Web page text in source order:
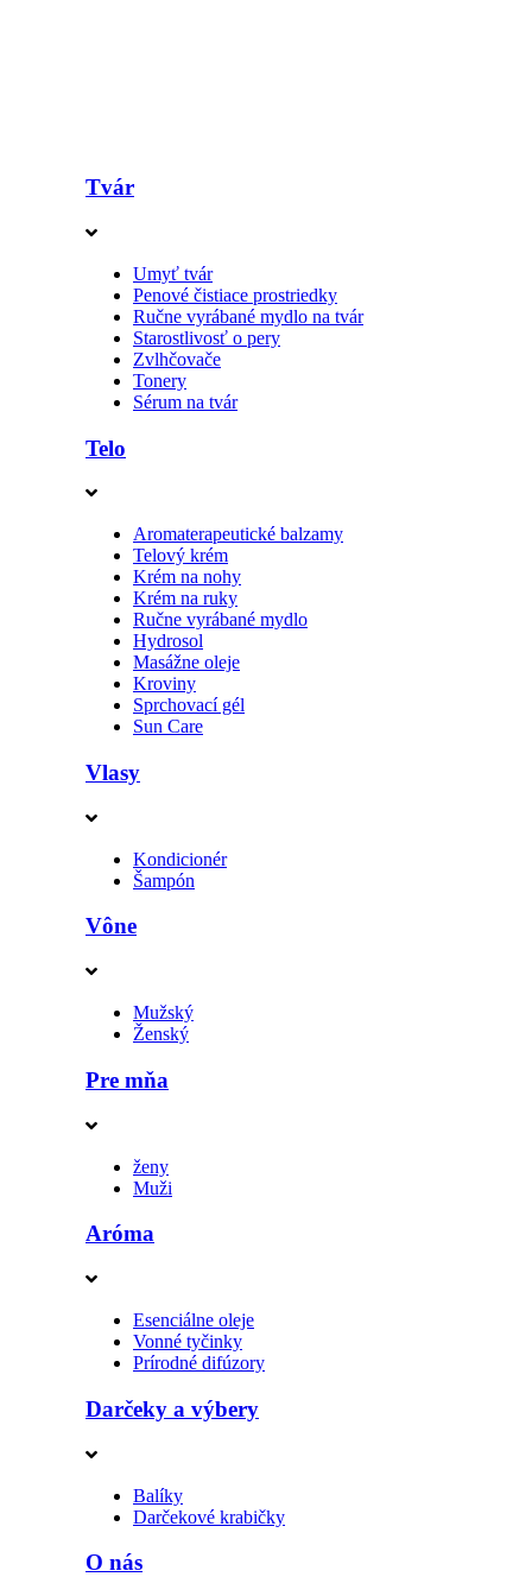
Tvár
Umyť tvár
Penové čistiace prostriedky
Ručne vyrábané mydlo na tvár
Starostlivosť o pery
Zvlhčovače
Tonery
Sérum na tvár
Telo
Aromaterapeutické balzamy
Telový krém
Krém na nohy
Krém na ruky
Ručne vyrábané mydlo
Hydrosol
Masážne oleje
Kroviny
Sprchovací gél
Sun Care
Vlasy
Kondicionér
Šampón
Vône
Mužský
Ženský
Pre mňa
ženy
Muži
Aróma
Esenciálne oleje
Vonné tyčinky
Prírodné difúzory
Darčeky a výbery
Balíky
Darčekové krabičky
O nás